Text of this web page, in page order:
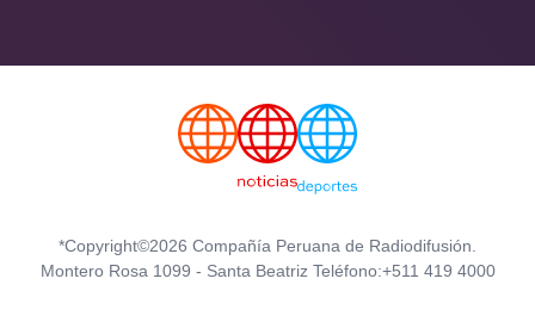
*Copyright©2026 Compañía Peruana de Radiodifusión.
Montero Rosa 1099 - Santa Beatriz Teléfono:+511 419 4000